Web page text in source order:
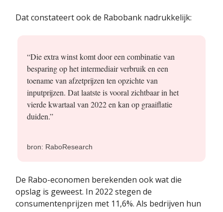
Dat constateert ook de Rabobank nadrukkelijk:
“Die extra winst komt door een combinatie van
besparing op het intermediair verbruik en een
toename van afzetprijzen ten opzichte van
inputprijzen. Dat laatste is vooral zichtbaar in het
vierde kwartaal van 2022 en kan op graaiflatie
duiden.”
bron: RaboResearch
De Rabo-economen berekenden ook wat die
opslag is geweest. In 2022 stegen de
consumentenprijzen met 11,6%. Als bedrijven hun